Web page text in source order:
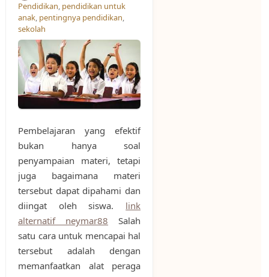
Pendidikan, pendidikan untuk
anak, pentingnya pendidikan,
sekolah
Pembelajaran yang efektif
bukan hanya soal
penyampaian materi, tetapi
juga bagaimana materi
tersebut dapat dipahami dan
diingat oleh siswa. link
alternatif neymar88 Salah
satu cara untuk mencapai hal
tersebut adalah dengan
memanfaatkan alat peraga